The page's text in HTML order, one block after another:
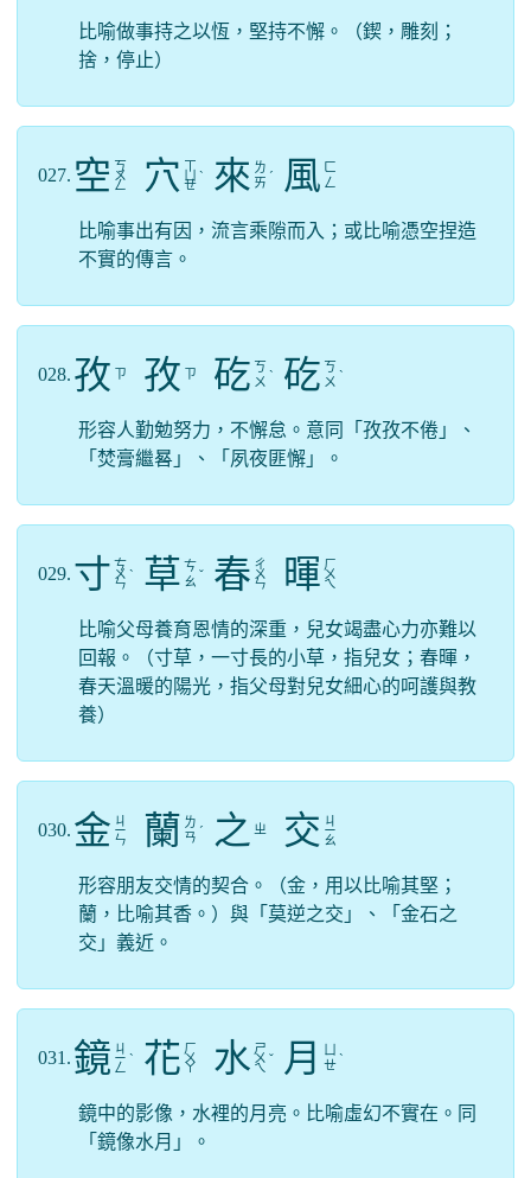
比喻做事持之以恆，堅持不懈。（鍥，雕刻；
捨，停止）
027. 空 ㄎ
ㄨ
ㄥ 穴 ㄩ
ㄝ
ˋ 來 ㄌ
ㄞ ˊ 風 ㄈ
ㄥ
比喻事出有因，流言乘隙而入；或比喻憑空捏造
不實的傳言。
028. 孜 ㄗ 孜 ㄗ 矻 ㄎ
ㄨ ˋ 矻 ㄎ
ㄨ ˋ
形容人勤勉努力，不懈怠。意同「孜孜不倦」、
「焚膏繼晷」、「夙夜匪懈」。
029. 寸 ㄘ
ㄨ
ㄣ
ˋ 草 ㄘ
ㄠ ˇ 春 ㄔ
ㄨ
ㄣ 暉 ㄏ
ㄨ
ㄟ
比喻父母養育恩情的深重，兒女竭盡心力亦難以
回報。（寸草，一寸長的小草，指兒女；春暉，
春天溫暖的陽光，指父母對兒女細心的呵護與教
養）
030. 金 ㄐ
ㄧ
ㄣ 蘭 ㄌ
ㄢ ˊ 之 ㄓ 交 ㄐ
ㄧ
ㄠ
形容朋友交情的契合。（金，用以比喻其堅；
蘭，比喻其香。）與「莫逆之交」、「金石之
交」義近。
031. 鏡 ㄐ
ㄧ
ㄥ
ˋ 花 ㄏ
ㄨ
ㄚ 水 ㄕ
ㄨ
ㄟ
ˇ 月
ㄝˋ
鏡中的影像，水裡的月亮。比喻虛幻不實在。同
「鏡像水月」。